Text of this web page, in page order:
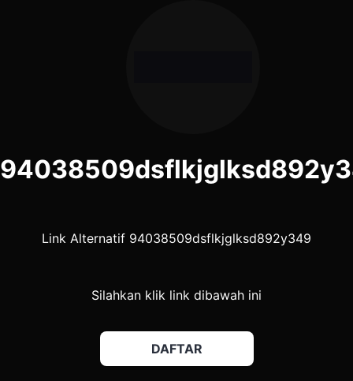
Link Alternatif 94038509dsflkjglksd892y349
Silahkan klik link dibawah ini
DAFTAR